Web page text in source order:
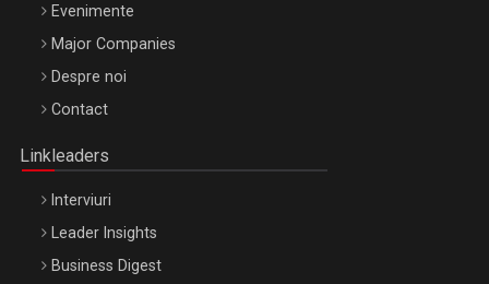
Be Inspired. Make it Happen!, ARTEMIS LETO, ORADEA, 8
Octombrie
Evenimente
Major Companies
Despre noi
Contact
Linkleaders
Interviuri
Leader Insights
Business Digest